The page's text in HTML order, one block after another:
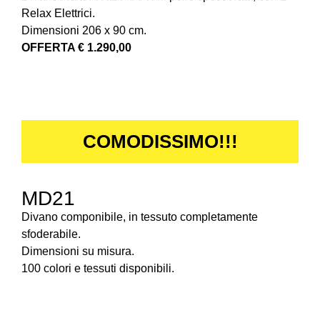
Relax Elettrici.
Dimensioni 206 x 90 cm.
OFFERTA € 1.290,00
COMODISSIMO!!!
MD21
Divano componibile, in tessuto completamente
sfoderabile.
Dimensioni su misura.
100 colori e tessuti disponibili.